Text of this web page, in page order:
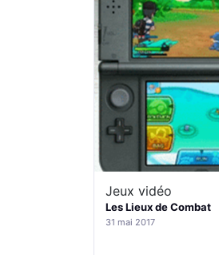
Jeux vidéo
Les Lieux de Combat
31 mai 2017